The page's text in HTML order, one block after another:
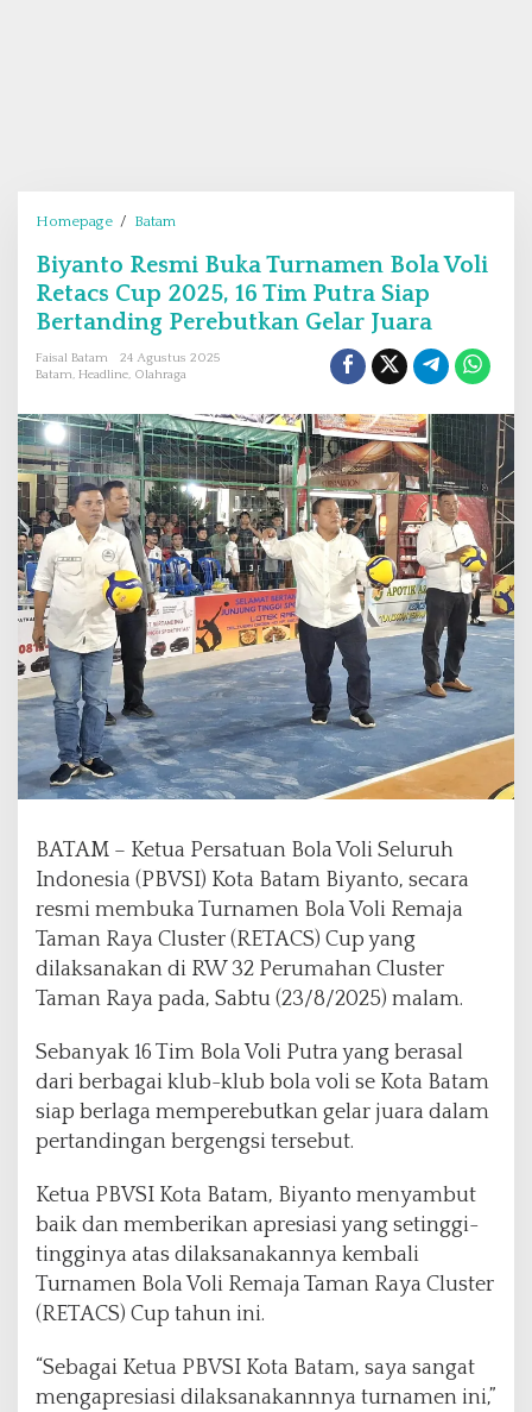
Homepage / Batam
y
a
n
o
e
s
m
i
B
u
k
a
T
u
r
n
a
m
e
n
B
V
o
l
i
e
a
c
u
2
0
2
,
1
T
Biyanto Resmi Buka Turnamen Bola Voli
Retacs Cup 2025, 16 Tim Putra Siap
Bertanding Perebutkan Gelar Juara
Faisal Batam
24 Agustus 2025
Batam, Headline, Olahraga
BATAM – Ketua Persatuan Bola Voli Seluruh
Indonesia (PBVSI) Kota Batam Biyanto, secara
resmi membuka Turnamen Bola Voli Remaja
Taman Raya Cluster (RETACS) Cup yang
dilaksanakan di RW 32 Perumahan Cluster
Taman Raya pada, Sabtu (23/8/2025) malam.
Sebanyak 16 Tim Bola Voli Putra yang berasal
dari berbagai klub-klub bola voli se Kota Batam
siap berlaga memperebutkan gelar juara dalam
pertandingan bergengsi tersebut.
Ketua PBVSI Kota Batam, Biyanto menyambut
baik dan memberikan apresiasi yang setinggi-
tingginya atas dilaksanakannya kembali
Turnamen Bola Voli Remaja Taman Raya Cluster
(RETACS) Cup tahun ini.
“Sebagai Ketua PBVSI Kota Batam, saya sangat
mengapresiasi dilaksanakannnya turnamen ini,”